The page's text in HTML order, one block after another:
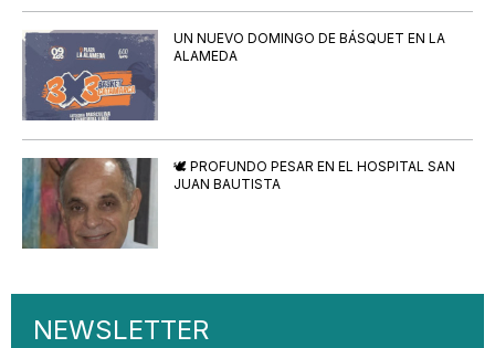
UN NUEVO DOMINGO DE BÁSQUET EN LA
ALAMEDA
🕊️ PROFUNDO PESAR EN EL HOSPITAL SAN
JUAN BAUTISTA
NEWSLETTER